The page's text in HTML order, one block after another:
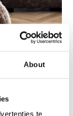
About
te
PVC-